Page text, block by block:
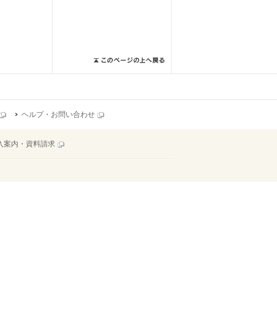
ヘルプ・お問い合わせ
案内・資料請求